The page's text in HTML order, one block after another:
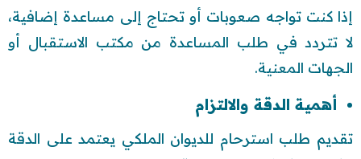
إذا كنت تواجه صعوبات أو تحتاج إلى مساعدة إضافية،
لا تتردد في طلب المساعدة من مكتب الاستقبال أو
الجهات المعنية.
أهمية الدقة والالتزام
تقديم طلب استرحام للديوان الملكي يعتمد على الدقة